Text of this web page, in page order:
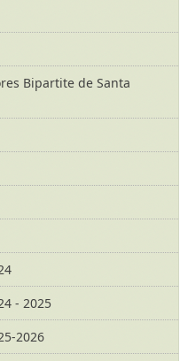
Bipartite de Santa
- 2025
2026